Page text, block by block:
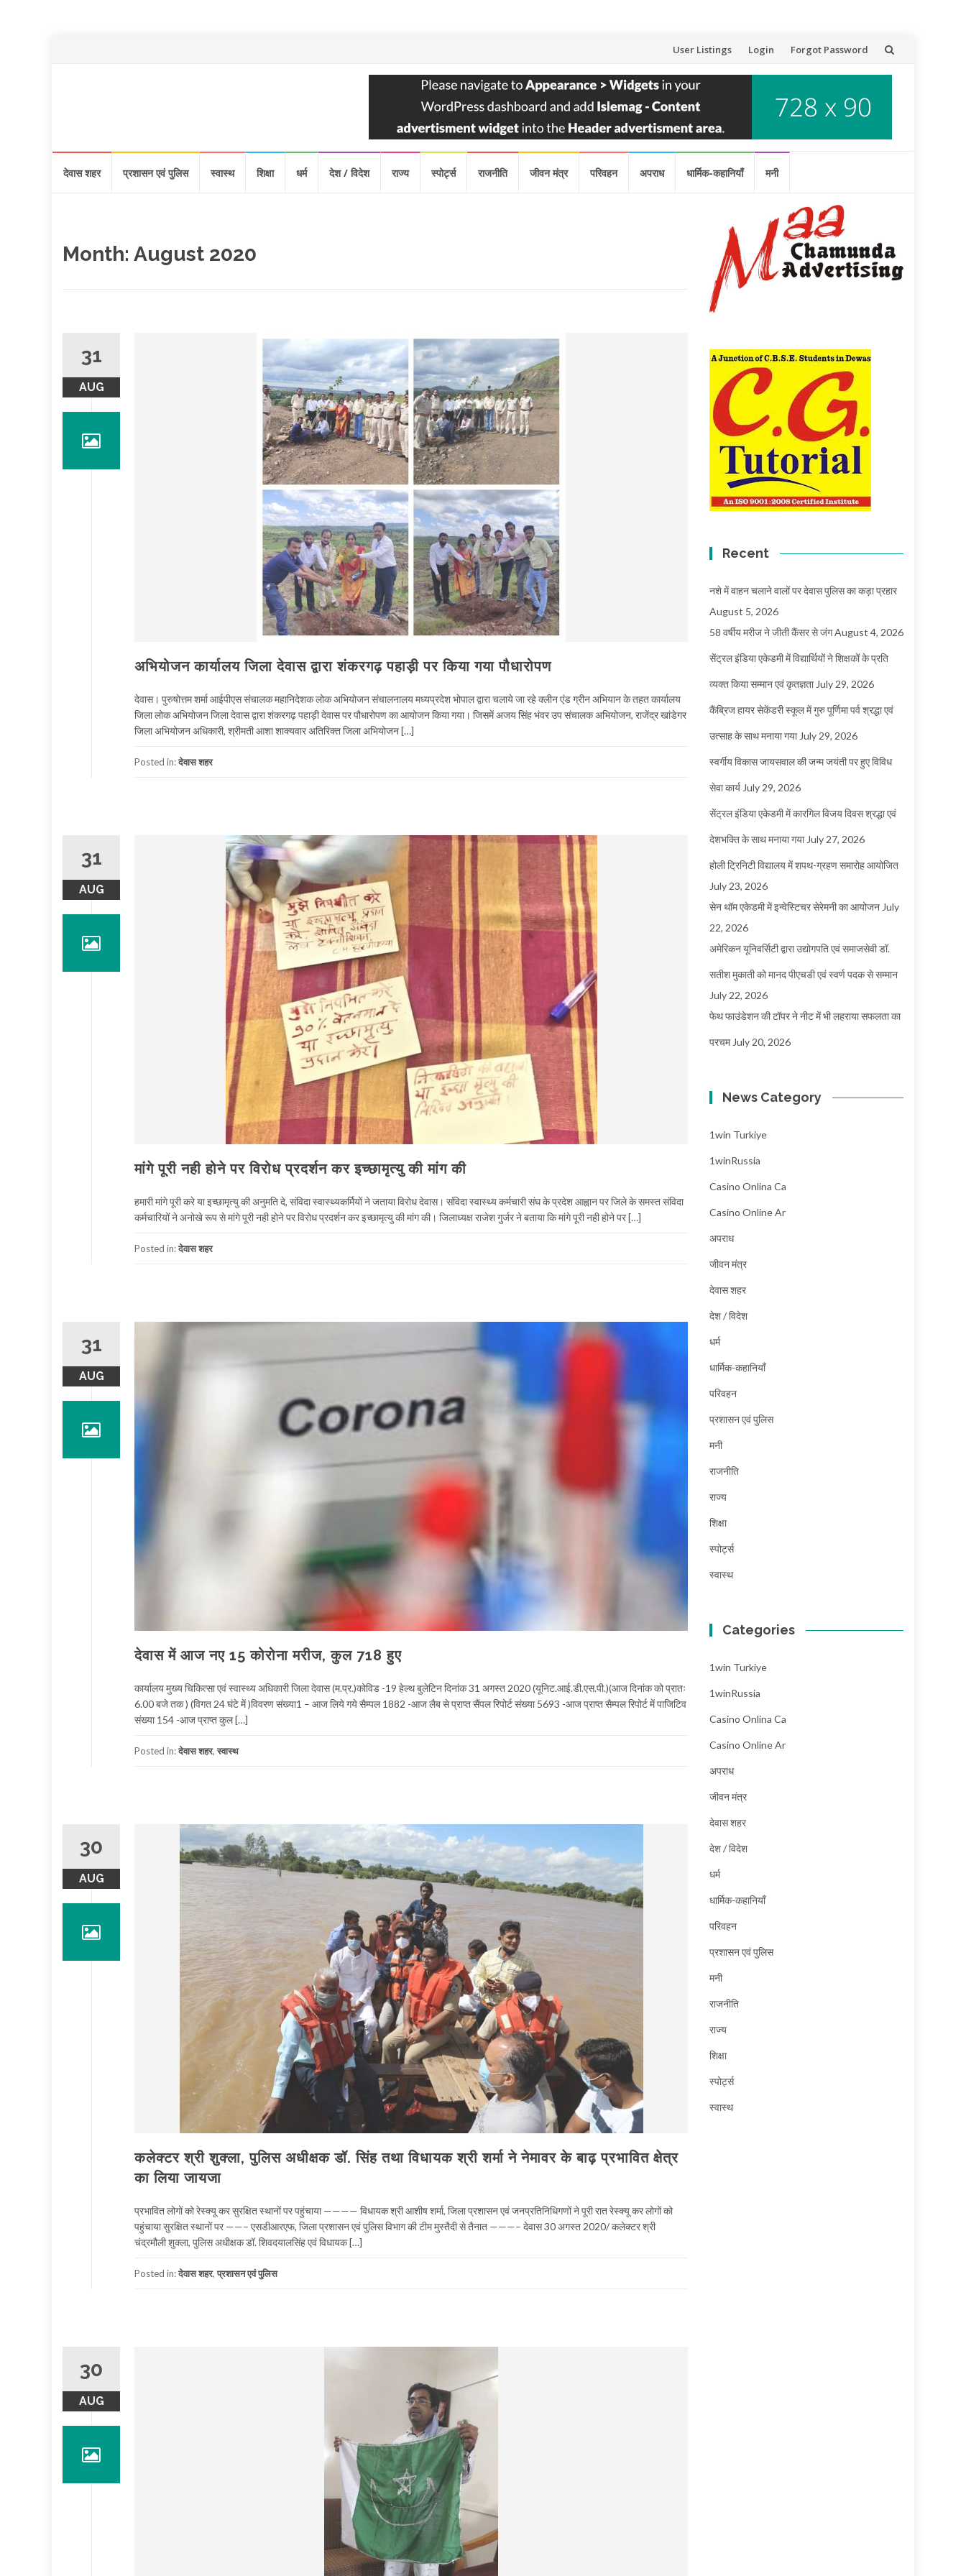
Skip
to
content
User Listings Login Forgot Password
देवास शहर प्रशासन एवं पुलिस स्वास्थ शिक्षा धर्म देश / विदेश राज्य स्पोर्ट्स राजनीति जीवन मंत्र परिवहन अपराध धार्मिक-कहानियाँ मनी
Month: August 2020
31
AUG
अभियोजन कार्यालय जिला देवास द्वारा शंकरगढ़ पहाड़ी पर किया गया पौधारोपण
देवास। पुरुषोत्तम शर्मा आईपीएस संचालक महानिदेशक लोक अभियोजन संचालनालय मध्यप्रदेश भोपाल द्वारा चलाये जा रहे क्लीन एंड ग्रीन अभियान के तहत कार्यालय
जिला लोक अभियोजन जिला देवास द्वारा शंकरगढ़ पहाड़ी देवास पर पौधारोपण का आयोजन किया गया। जिसमें अजय सिंह भंवर उप संचालक अभियोजन, राजेंद्र खांडेगर
जिला अभियोजन अधिकारी, श्रीमती आशा शाक्यवार अतिरिक्त जिला अभियोजन […]
Posted in:देवास शहर
31
AUG
मांगे पूरी नही होने पर विरोध प्रदर्शन कर इच्छामृत्यु की मांग की
हमारी मांगे पूरी करे या इच्छामृत्यु की अनुमति दे, संविदा स्वास्थ्यकर्मियों ने जताया विरोध देवास। संविदा स्वास्थ्य कर्मचारी संघ के प्रदेश आह्वान पर जिले के समस्त संविदा
कर्मचारियों ने अनोखे रूप से मांगे पूरी नही होने पर विरोध प्रदर्शन कर इच्छामृत्यु की मांग की। जिलाध्यक्ष राजेश गुर्जर ने बताया कि मांगे पूरी नही होने पर […]
Posted in:देवास शहर
31
AUG
देवास में आज नए 15 कोरोना मरीज, कुल 718 हुए
कार्यालय मुख्य चिकित्सा एवं स्वास्थ्य अधिकारी जिला देवास (म.प्र.)कोविड -19 हेल्थ बुलेटिन दिनांक 31 अगस्त 2020 (यूनिट.आई.डी.एस.पी.)(आज दिनांक को प्रातः
6.00 बजे तक ) (विगत 24 घंटे में )विवरण संख्या1 – आज लिये गये सैम्‍पल 1882 -आज लैब से प्राप्त सैंपल रिपोर्ट संख्या 5693 -आज प्राप्त सैम्पल रिपोर्ट में पाजिटिव
संख्या 154 -आज प्राप्त कुल […]
Posted in:देवास शहर, स्वास्थ
30
AUG
कलेक्टर श्री शुक्ला, पुलिस अधीक्षक डॉ. सिंह तथा विधायक श्री शर्मा ने नेमावर के बाढ़ प्रभावित क्षेत्र
का लिया जायजा
प्रभावित लोगों को रेस्क्यू कर सुरक्षित स्थानों पर पहुंचाया ———— विधायक श्री आशीष शर्मा, जिला प्रशासन एवं जनप्रतिनिधिगणों ने पूरी रात रेस्क्यू कर लोगों को
पहुंचाया सुरक्षित स्थानों पर ——– एसडीआरएफ, जिला प्रशासन एवं पुलिस विभाग की टीम मुस्तैदी से तैनात ———– देवास 30 अगस्त 2020/ कलेक्टर श्री
चंद्रमौली शुक्ला, पुलिस अधीक्षक डॉ. शिवदयालसिंह एवं विधायक […]
Posted in:देवास शहर, प्रशासन एवं पुलिस
30
AUG
Recent
नशे में वाहन चलाने वालों पर देवास पुलिस का कड़ा प्रहार
August 5, 2026
58 वर्षीय मरीज ने जीती कैंसर से जंगAugust 4, 2026
सेंट्रल इंडिया एकेडमी में विद्यार्थियों ने शिक्षकों के प्रति
व्यक्त किया सम्मान एवं कृतज्ञता July 29, 2026
कैंब्रिज हायर सेकेंडरी स्कूल में गुरु पूर्णिमा पर्व श्रद्धा एवं
उत्साह के साथ मनाया गया July 29, 2026
स्वर्गीय विकास जायसवाल की जन्म जयंती पर हुए विविध
सेवा कार्य July 29, 2026
सेंट्रल इंडिया एकेडमी में कारगिल विजय दिवस श्रद्धा एवं
देशभक्ति के साथ मनाया गया July 27, 2026
होली ट्रिनिटी विद्यालय में शपथ-ग्रहण समारोह आयोजित
July 23, 2026
सेन थॉम एकेडमी में इन्वेस्टिचर सेरेमनी का आयोजन July
22, 2026
अमेरिकन यूनिवर्सिटी द्वारा उद्योगपति एवं समाजसेवी डॉ.
सतीश मुकाती को मानद पीएचडी एवं स्वर्ण पदक से सम्मान
July 22, 2026
फेथ फाउंडेशन की टॉपर ने नीट में भी लहराया सफलता का
परचम July 20, 2026
News Category
1win Turkiye
1winRussia
Casino Onlina Ca
Casino Online Ar
अपराध
जीवन मंत्र
देवास शहर
देश / विदेश
धर्म
धार्मिक-कहानियाँ
परिवहन
प्रशासन एवं पुलिस
मनी
राजनीति
राज्य
शिक्षा
स्पोर्ट्स
स्वास्थ
Categories
1win Turkiye
1winRussia
Casino Onlina Ca
Casino Online Ar
अपराध
जीवन मंत्र
देवास शहर
देश / विदेश
धर्म
धार्मिक-कहानियाँ
परिवहन
प्रशासन एवं पुलिस
मनी
राजनीति
राज्य
शिक्षा
स्पोर्ट्स
स्वास्थ